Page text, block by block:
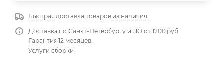
Быстрая доставка товаров из наличия
Доставка по Санкт-Петербургу и ЛО от 1200 руб
Гарантия 12 месяцев.
Услуги сборки